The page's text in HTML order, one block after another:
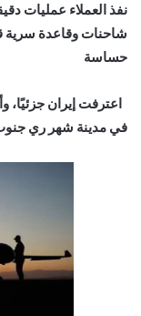
نفذ العملاء عمليات
شاحنات وقاعدة
حساسة
اعترفت إيران
في مدينة شهر ري